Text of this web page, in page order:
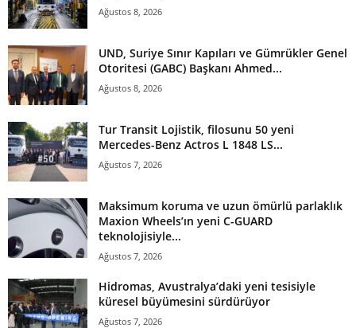
Ağustos 8, 2026
UND, Suriye Sınır Kapıları ve Gümrükler Genel
Otoritesi (GABC) Başkanı Ahmed...
Ağustos 8, 2026
Tur Transit Lojistik, filosunu 50 yeni
Mercedes-Benz Actros L 1848 LS...
Ağustos 7, 2026
Maksimum koruma ve uzun ömürlü parlaklık
Maxion Wheels’ın yeni C-GUARD
teknolojisiyle...
Ağustos 7, 2026
Hidromas, Avustralya’daki yeni tesisiyle
küresel büyümesini sürdürüyor
Ağustos 7, 2026